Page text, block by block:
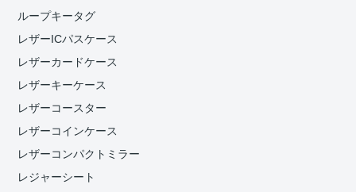
ループキータグ
レザーICパスケース
レザーカードケース
レザーキーケース
レザーコースター
レザーコインケース
レザーコンパクトミラー
レジャーシート